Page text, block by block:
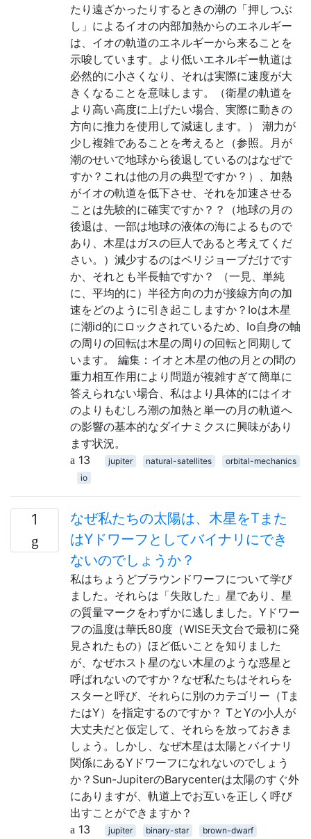
たり遠ざかったりするときの潮の「押しつぶ
し」によるイオの内部加熱からのエネルギー
は、イオの軌道のエネルギーから来ることを
示唆しています。より低いエネルギー軌道は
必然的に小さくなり、それは実際に速度が大
きくなることを意味します。（衛星の軌道を
より高い高度に上げたい場合、実際に動きの
方向に推力を使用して減速します。） 潮力が
少し複雑であることを考えると（参照。月が
潮のせいで地球から後退しているのはなぜで
すか？これは他の月の典型ですか？）、加熱
がイオの軌道を低下させ、それを加速させる
ことは先験的に確実ですか？？（地球の月の
後退は、一部は地球の液体の海によるもので
あり、木星はガスの巨人であると考えてくだ
さい。）減少するのはペリジョーブだけです
か、それとも半長軸ですか？ （一見、単純
に、平均的に）半径方向の力が接線方向の加
速をどのように引き起こしますか？Ioは木星
に潮id的にロックされているため、Io自身の軸
の周りの回転は木星の周りの回転と同期して
います。 編集：イオと木星の他の月との間の
重力相互作用により問題が複雑すぎて簡単に
答えられない場合、私はより具体的にはイオ
のよりもむしろ潮の加熱と単一の月の軌道へ
の影響の基本的なダイナミクスに興味があり
ます状況。
13
jupiter natural-satellites
orbital-mechanics
io
1
なぜ私たちの太陽は、木星をTまた
はYドワーフとしてバイナリにでき
ないのでしょうか？
私はちょうどブラウンドワーフについて学び
ました。それらは「失敗した」星であり、星
の質量マークをわずかに逃しました。Yドワー
フの温度は華氏80度（WISE天文台で最初に発
見されたもの）ほど低いことを知りました
が、なぜホスト星のない木星のような惑星と
呼ばれないのですか？なぜ私たちはそれらを
スターと呼び、それらに別のカテゴリー（Tま
たはY）を指定するのですか？ TとYの小人が
大丈夫だと仮定して、それらを放っておきま
しょう。しかし、なぜ木星は太陽とバイナリ
関係にあるYドワーフになれないのでしょう
か？Sun-JupiterのBarycenterは太陽のすぐ外
にありますが、軌道上でお互いを正しく呼び
出すことができますか？
13
jupiter binary-star brown-dwarf